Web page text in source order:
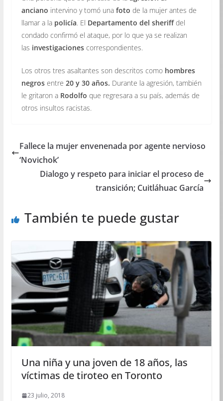
anciano intervino y tomó una foto de la mujer antes de
llamar a la policía. El Departamento del sheriffdel
condado confirmó el ataque, por lo que ya se realizan
las investigaciones correspondientes.
Los otros tres asaltantes son descritos como hombres
negros entre 20 y 30 años. Durante la agresión, también
le gritaron a Rodolfo que regresara a su país, además de
otros insultos racistas.
Fallece la mujer envenenada por agente nervioso
‘Novichok’
Dialogo y respeto para iniciar el proceso de
transición; Cuitláhuac García
También te puede gustar
Una niña y una joven de 18 años, las
víctimas de tiroteo en Toronto
23 julio, 2018